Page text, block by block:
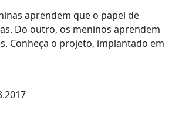
aprendem que o papel de
Do outro, os meninos aprendem
Conheça o projeto, implantado em